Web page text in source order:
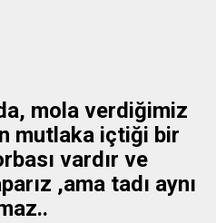
mola verdiğimiz
mutlaka içtiği bir
vardır ve
,ama tadı aynı